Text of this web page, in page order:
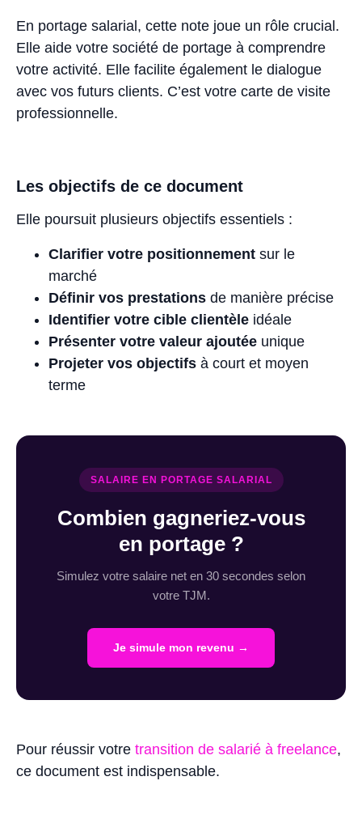
En portage salarial, cette note joue un rôle crucial.
Elle aide votre société de portage à comprendre
votre activité. Elle facilite également le dialogue
avec vos futurs clients. C’est votre carte de visite
professionnelle.
Les objectifs de ce document
Elle poursuit plusieurs objectifs essentiels :
Clarifier votre positionnement sur le
marché
Définir vos prestations de manière précise
Identifier votre cible clientèle idéale
Présenter votre valeur ajoutée unique
Projeter vos objectifs à court et moyen
terme
SALAIRE EN PORTAGE SALARIAL
Combien gagneriez-vous
en portage ?
Simulez votre salaire net en 30 secondes selon
votre TJM.
Je simule mon revenu →
Pour réussir votre transition de salarié à freelance,
ce document est indispensable.